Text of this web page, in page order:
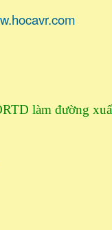
làm đường